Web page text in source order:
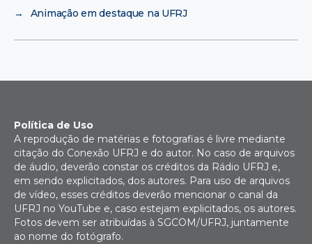
→
Animação em destaque na UFRJ
Política de Uso
A reprodução de matérias e fotografias é livre mediante
citação do Conexão UFRJ e do autor. No caso de arquivos
de áudio, deverão constar os créditos da Rádio UFRJ e,
em sendo explicitados, dos autores. Para uso de arquivos
de vídeo, esses créditos deverão mencionar o canal da
UFRJ no YouTube e, caso estejam explicitados, os autores.
Fotos devem ser atribuídas à SGCOM/UFRJ, juntamente
ao nome do fotógrafo.